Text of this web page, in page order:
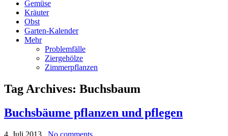
Gemüse
Kräuter
Obst
Garten-Kalender
Mehr
Problemfälle
Ziergehölze
Zimmerpflanzen
Tag Archives: Buchsbaum
Buchsbäume pflanzen und pflegen
4. Juli 2013
No comments